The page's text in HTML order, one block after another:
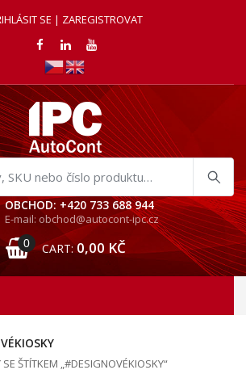
SE | ZAREGISTROVAT
OBCHOD: +420 733 688 944
E-mail: obchod@autocont-ipc.cz
0 CART: 0,00 KČ
SE ŠTÍTKEM „#DESIGNOVÉKIOSKY“